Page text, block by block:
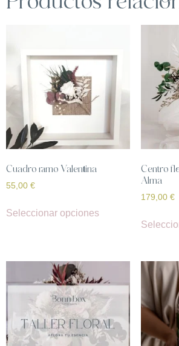
Cuadro ramo Valentina
55,00 €
Seleccionar opciones
Centro
Alma
179,00 €